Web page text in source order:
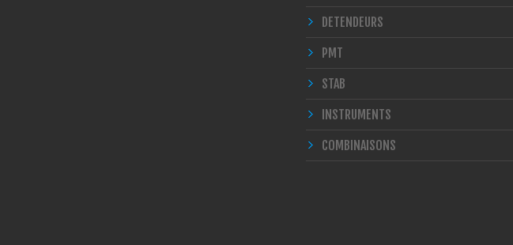
DETENDEURS
PMT
STAB
INSTRUMENTS
COMBINAISONS